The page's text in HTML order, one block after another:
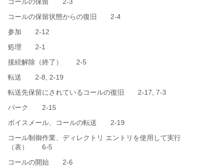
コールの保留状態からの復旧 2-4
参加 2-12
処理 2-1
接続解除（終了） 2-5
転送 2-8, 2-19
転送先保留にされているコールの復旧 2-17, 7-3
パーク 2-15
ボイスメール、コールの転送 2-19
コール制御作業、ディレクトリ エントリを使用して実行
（表） 6-5
コールの開始 2-6